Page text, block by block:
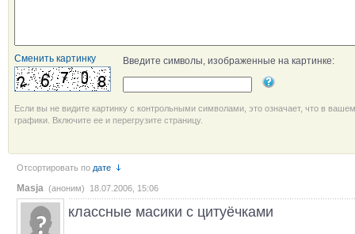
Сменить картинку Введите символы, изображенные на картинке:
Если вы не видите картинку с контрольными символами, это означает, что в
графики. Включите ее и перегрузите страницу.
Отсортировать по дате
Masja (аноним) 18.07.2006, 15:06
классные масики с цитуёчками